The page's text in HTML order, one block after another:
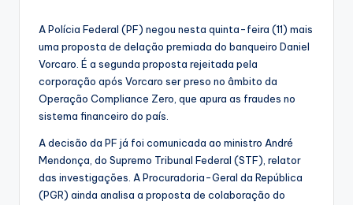
A Polícia Federal (PF) negou nesta quinta-feira (11) mais
uma proposta de delação premiada do banqueiro Daniel
Vorcaro. É a segunda proposta rejeitada pela
corporação após Vorcaro ser preso no âmbito da
Operação Compliance Zero, que apura as fraudes no
sistema financeiro do país.
A decisão da PF já foi comunicada ao ministro André
Mendonça, do Supremo Tribunal Federal (STF), relator
das investigações. A Procuradoria-Geral da República
(PGR) ainda analisa a proposta de colaboração do